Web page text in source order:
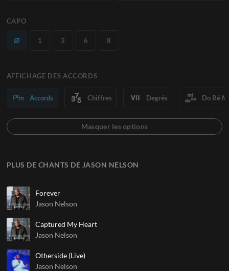
CAPO
1 3 6 8
AFFICHAGE DES ACCORDS
Accords Chiffres Degrés Do Ré
PLUS DE CHANTS DE JASON NELSON
Forever
Jason Nelson
Captured My Heart
Jason Nelson
Otherside (Live)
Jason Nelson